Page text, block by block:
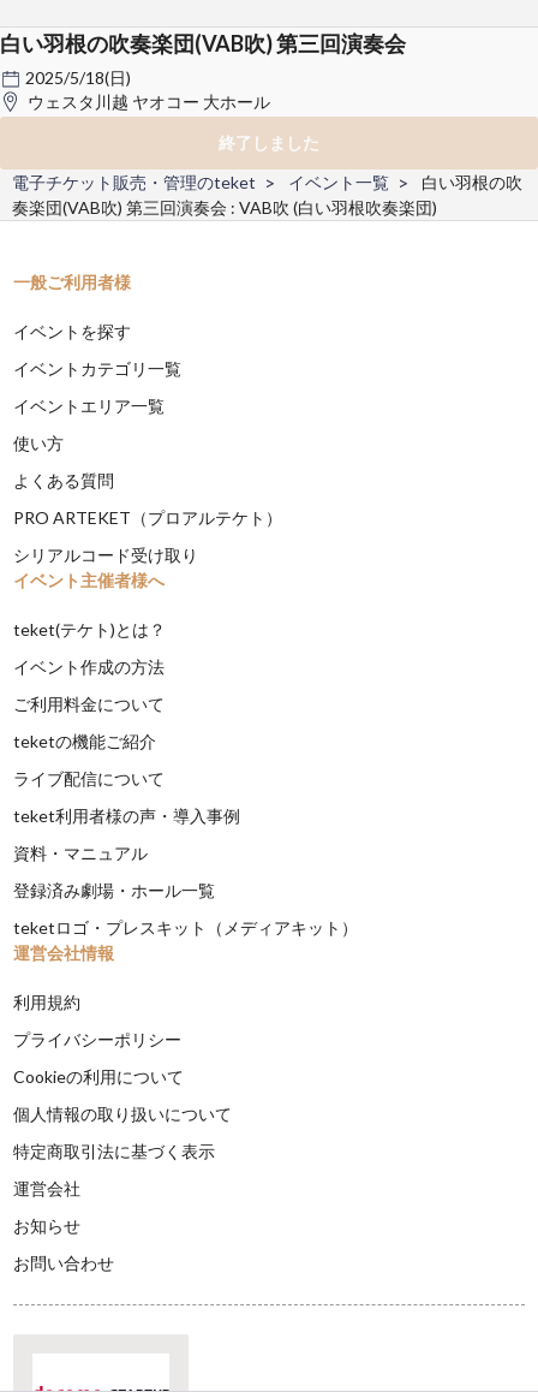
白い羽根の吹奏楽団(VAB吹) 第三回演奏会
2025/5/18(日)
ウェスタ川越 ヤオコー 大ホール
終了しました
電子チケット販売・管理のteket
イベント一覧
白い羽根の吹
奏楽団(VAB吹) 第三回演奏会 : VAB吹 (白い羽根吹奏楽団)
一般ご利用者様
イベントを探す
イベントカテゴリ一覧
イベントエリア一覧
使い方
よくある質問
PRO ARTEKET（プロアルテケト）
シリアルコード受け取り
イベント主催者様へ
teket(テケト)とは？
イベント作成の方法
ご利用料金について
teketの機能ご紹介
ライブ配信について
teket利用者様の声・導入事例
資料・マニュアル
登録済み劇場・ホール一覧
teketロゴ・プレスキット（メディアキット）
運営会社情報
利用規約
プライバシーポリシー
Cookieの利用について
個人情報の取り扱いについて
特定商取引法に基づく表示
運営会社
お知らせ
お問い合わせ